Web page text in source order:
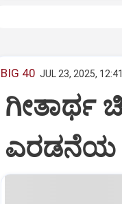
BIG 40 JUL 23, 2025,
ಗೀತಾರ್ಥ
ಎರಡನೆಯ